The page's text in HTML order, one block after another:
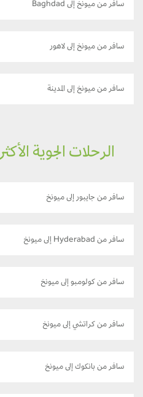
سافر من ميونخ إلى Baghdad
سافر من ميونخ إلى لاهور
سافر من ميونخ إلى المدينة
الرحلات الجوية
سافر من جايبور إلى ميونخ
سافر من Hyderabad إلى ميونخ
سافر من كولومبو إلى ميونخ
سافر من كراتشي إلى ميونخ
سافر من بانكوك إلى ميونخ